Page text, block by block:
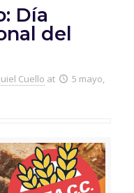
Día
del
Cuello at
5 mayo,